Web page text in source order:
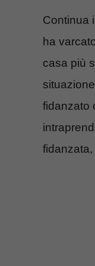
Continua
ha
casa più
fidanzato